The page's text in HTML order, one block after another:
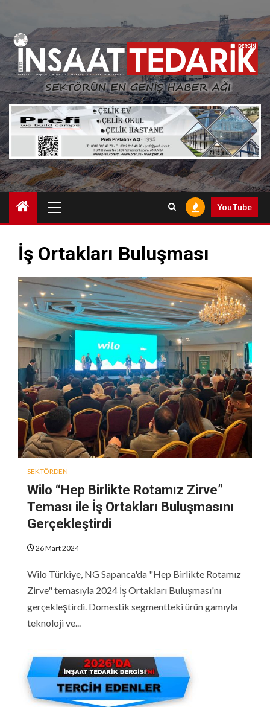
content
Menu
YouTube
İş Ortakları Buluşması
SEKTÖRDEN
Wilo “Hep Birlikte Rotamız Zirve”
Teması ile İş Ortakları Buluşmasını
Gerçekleştirdi
26 Mart 2024
Wilo Türkiye, NG Sapanca'da "Hep Birlikte Rotamız
Zirve" temasıyla 2024 İş Ortakları Buluşması'nı
gerçekleştirdi. Domestik segmentteki ürün gamıyla
teknoloji ve...